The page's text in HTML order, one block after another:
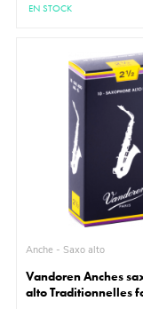
EN STOCK
Anche - Saxo alto
Vandoren Anches
alto Traditionnelles